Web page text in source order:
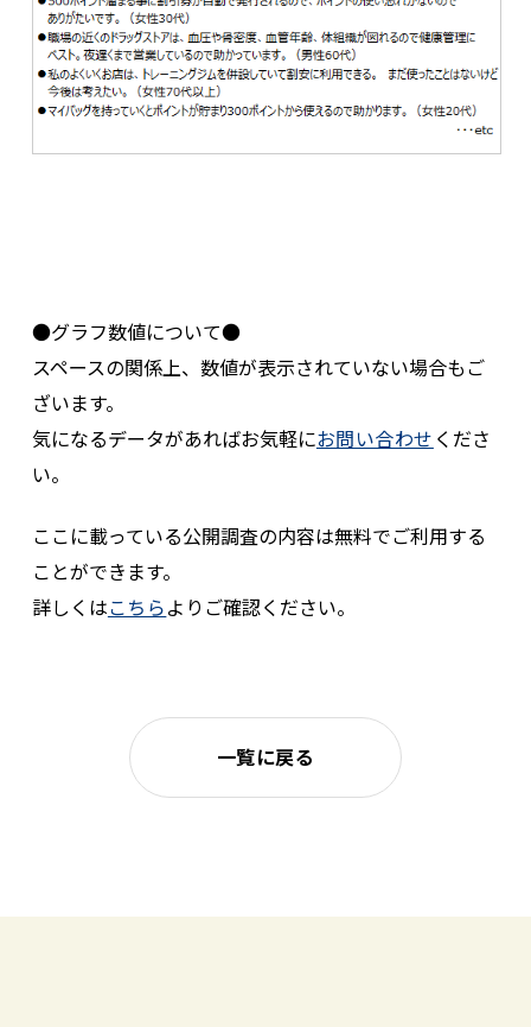
●グラフ数値について●
スペースの関係上、数値が表示されていない場合もご
ざいます。
気になるデータがあればお気軽にお問い合わせ くださ
い。
ここに載っている公開調査の内容は無料でご利用する
ことができます。
詳しくはこちらよりご確認ください。
一覧に戻る